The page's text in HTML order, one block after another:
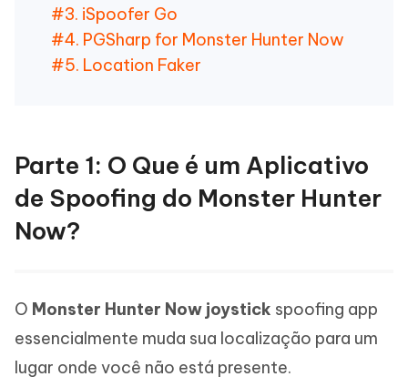
#3. iSpoofer Go
#4. PGSharp for Monster Hunter Now
#5. Location Faker
Parte 1: O Que é um Aplicativo
de Spoofing do Monster Hunter
Now?
O Monster Hunter Now joystick spoofing app
essencialmente muda sua localização para um
lugar onde você não está presente.